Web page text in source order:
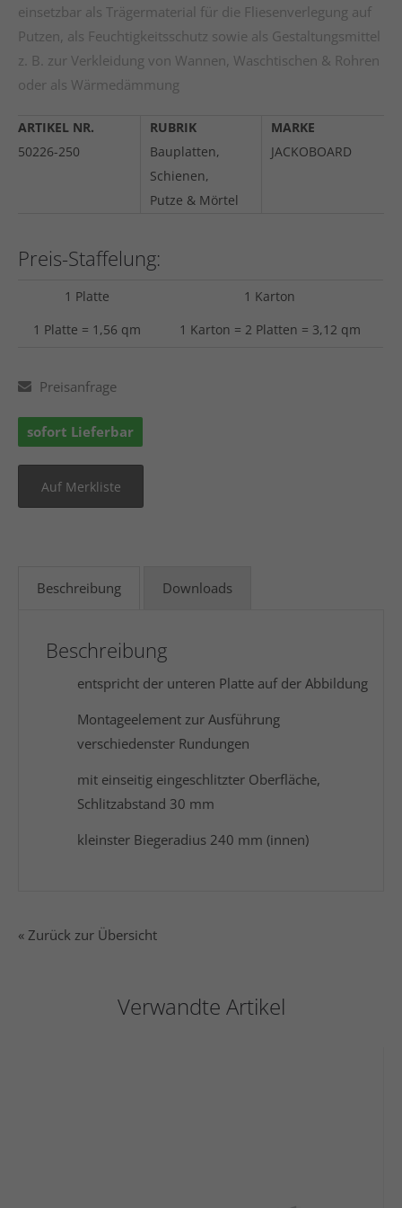
einsetzbar als Trägermaterial für die Fliesenverlegung auf
Putzen, als Feuchtigkeitsschutz sowie als Gestaltungsmittel
z. B. zur Verkleidung von Wannen, Waschtischen & Rohren
oder als Wärmedämmung
ARTIKEL NR.
50226-250
RUBRIK
Bauplatten,
Schienen,
Putze & Mörtel
MARKE
JACKOBOARD
Preis-Staffelung:
1 Platte 1 Karton
1 Platte = 1,56 qm 1 Karton = 2 Platten = 3,12 qm
Preisanfrage
sofort Lieferbar
Beschreibung Downloads
Beschreibung
entspricht der unteren Platte auf der Abbildung
Montageelement zur Ausführung
verschiedenster Rundungen
mit einseitig eingeschlitzter Oberfläche,
Schlitzabstand 30 mm
kleinster Biegeradius 240 mm (innen)
« Zurück zur Übersicht
Verwandte Artikel